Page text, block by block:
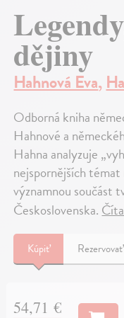
dějiny
Hahnová Eva,
Odborná kniha
Hahnové a
Hahna analyzuje
nejspornějších
významnou součást
Československa.
Kúpiť
54,71 €